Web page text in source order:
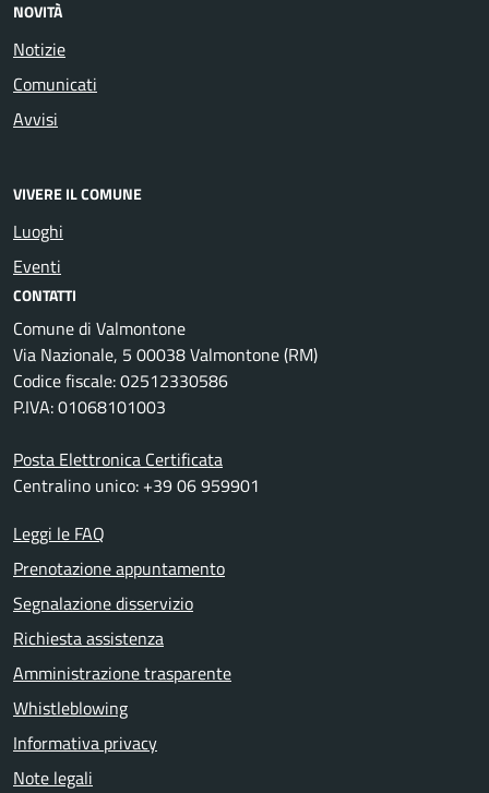
NOVITÀ
Notizie
Comunicati
Avvisi
VIVERE IL COMUNE
Luoghi
Eventi
CONTATTI
Comune di Valmontone
Via Nazionale, 5 00038 Valmontone (RM)
Codice fiscale: 02512330586
P.IVA: 01068101003
Posta Elettronica Certificata
Centralino unico: +39 06 959901
Leggi le FAQ
Prenotazione appuntamento
Segnalazione disservizio
Richiesta assistenza
Amministrazione trasparente
Whistleblowing
Informativa privacy
Note legali